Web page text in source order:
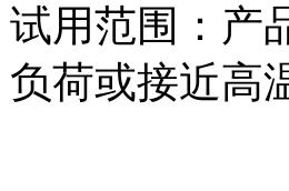
试用范围：产
负荷或接近高